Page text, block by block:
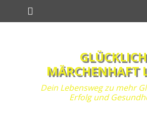
Inhalt
Primäres Menü
GLÜCKLICH
MÄRCHENHAFT
Dein Lebensweg zu mehr
Erfolg und